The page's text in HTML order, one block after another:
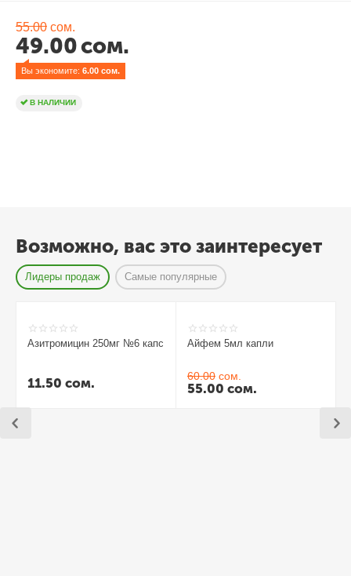
55.00 сом.
49.00сом.
Вы экономите: 6.00 сом.
В НАЛИЧИИ
Возможно, вас это заинтересует
Лидеры продаж Самые популярные
Азитромицин 250мг №6 капс
11.50 сом.
Айфем 5мл капли
60.00 сом.
55.00 сом.